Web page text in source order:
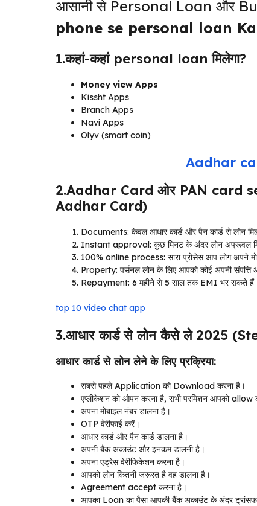
आसानी से Personal Loan और
phone se personal loan
1.कहां-कहां personal loan मिलेगा?
Money view Apps
Kissht Apps
Branch Apps
Navi Apps
Olyv (smart coin)
Aadhar
2.Aadhar Card ओर PAN card
Aadhar Card)
Documents: केवल आधार कार्ड और पैन कार्ड से लोन
Instant approval: कुछ मिनट के अंदर लोन अप्रूवल
100% online process: सारा प्रोसेस आप लोग अपने
Property: पर्सनल लोन के लिए आपको कोई अपनी संपत्ति
Repayment: 6 महीने से 5 साल तक EMI भर सकते हैं।
top 10 video chat app
3.आधार कार्ड से लोन कैसे ले 2025
आधार कार्ड से लोन लेने के लिए प्रक्रिया:
सबसे पहले Application को Download करना है।
एप्लीकेशन को ओपन करना है, सभी परमिशन आपको allow
अपना मोबाइल नंबर डालना है।
OTP वेरीफाई करें।
आधार कार्ड और पैन कार्ड डालना है।
अपनी बैंक अकाउंट और इनकम डालनी है।
अपना एड्रेस वेरीफिकेशन करना है।
आपको लोन कितनी जरूरत है वह डालना है।
Agreement accept करना है।
आपका Loan का पैसा आपकी बैंक अकाउंट के अंदर ट्रांसफर